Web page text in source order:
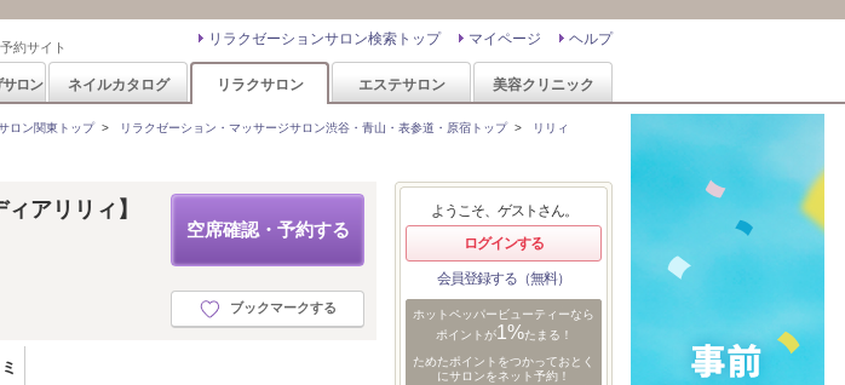
約サイト ヘルプ
マイページ
リラクゼーションサロン検索トップ
ロン ネイルカタログ リラクサロン エステサロン 美容クリニック
ロン関東トップ> リラクゼーション・マッサージサロン渋谷・青山・表参道・原宿トップ>
リリィ
空席確認・予約する
ブックマークする
アリリィ】
ようこそ、ゲストさん。
ログインする
会員登録する（無料）
ホットペッパービューティーなら
ポイントが1%たまる！
ためたポイントをつかっておとく
にサロンをネット予約！